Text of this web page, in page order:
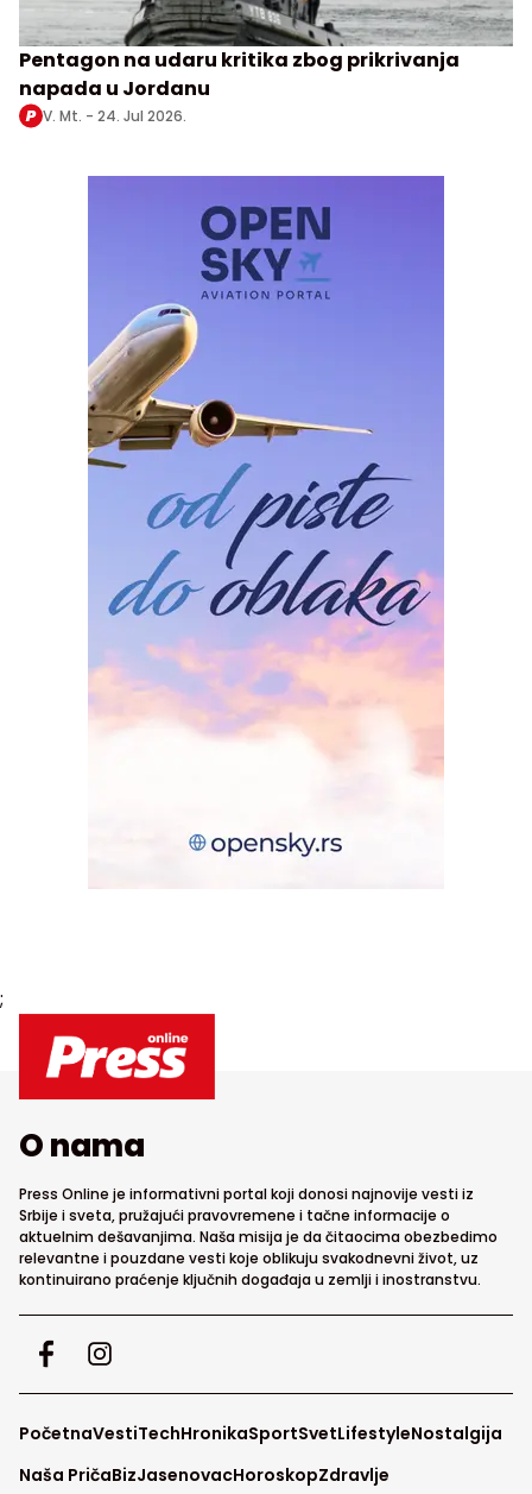
Pentagon na udaru kritika zbog prikrivanja
napada u Jordanu
V. Mt. - 24. Jul 2026.
;
O nama
Press Online je informativni portal koji donosi najnovije vesti iz
Srbije i sveta, pružajući pravovremene i tačne informacije o
aktuelnim dešavanjima. Naša misija je da čitaocima obezbedimo
relevantne i pouzdane vesti koje oblikuju svakodnevni život, uz
kontinuirano praćenje ključnih događaja u zemlji i inostranstvu.
PočetnaVestiTechHronikaSportSvetLifestyleNostalgija
Naša PričaBizJasenovacHoroskopZdravlje